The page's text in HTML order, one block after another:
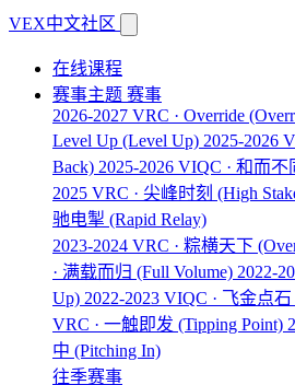
VEX中文社区
在线课程
赛事主题 赛事
2026-2027 VRC · Override
Level Up (Level Up) 2025-2026
Back) 2025-2026 VIQC · 和而不
2025 VRC · 尖峰时刻 (High
驰电掣 (Rapid Relay)
2023-2024 VRC · 粽横天下
· 满载而归 (Full Volume) 2022-
Up) 2022-2023 VIQC · 飞金点石
VRC · 一触即发 (Tipping Point)
中 (Pitching In)
往季赛事